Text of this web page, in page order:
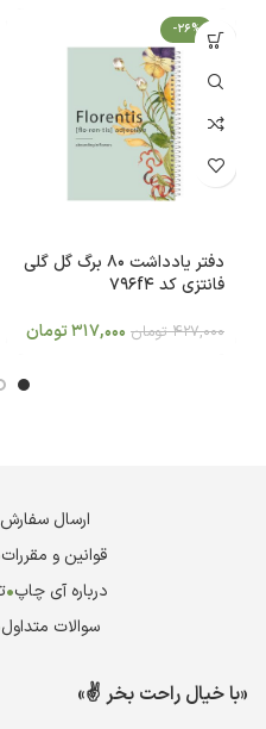
-26%
دفتر یادداشت 80 برگ گل گلی
فانتزی کد 796f4
427,000 تومان 317,000تومان
ارسال سفارش
قوانین و مقررات
درباره آی چاپ•
سوالات متداول
«با خیال راحت بخر ✌️»